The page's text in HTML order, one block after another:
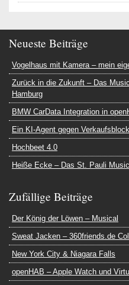
Neueste Beiträge
Vogelhaus mit Kamera – mein
Zurück in die Zukunft – Das
Hamburg
BMW CarData Integration in
Ein KI-Agent gegen
Hochbeet 4.0
Heiße Ecke – Das St. Pauli
Zufällige Beiträge
Der König der Löwen – Musical
Sweat Jacken – 360friends.de
New York City & Niagara Falls
openHAB – Apple Watch und